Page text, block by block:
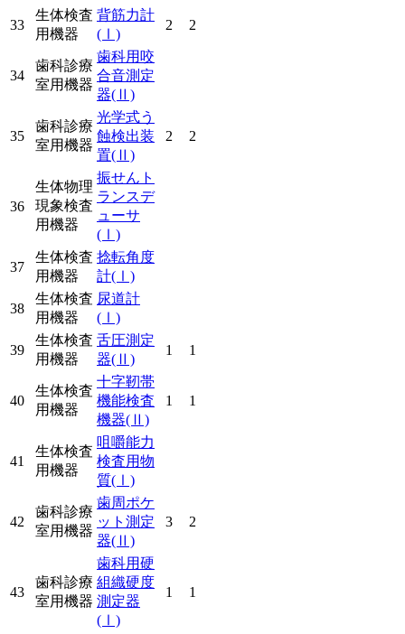
33
生体検査
用機器
背筋力計
(Ⅰ)
2 2
34
歯科診療
室用機器
歯科用咬
合音測定
器(Ⅱ)
35
歯科診療
室用機器
光学式う
蝕検出装
置(Ⅱ)
2 2
36
生体物理
現象検査
用機器
振せんト
ランスデ
ューサ
(Ⅰ)
37
生体検査
用機器
捻転角度
計(Ⅰ)
38
生体検査
用機器
尿道計
(Ⅰ)
39
生体検査
用機器
舌圧測定
器(Ⅱ)
1 1
40
生体検査
用機器
十字靭帯
機能検査
機器(Ⅱ)
1 1
41
生体検査
用機器
咀嚼能力
検査用物
質(Ⅰ)
42
歯科診療
室用機器
歯周ポケ
ット測定
器(Ⅱ)
3 2
43
歯科診療
室用機器
歯科用硬
組織硬度
測定器
(Ⅰ)
1 1